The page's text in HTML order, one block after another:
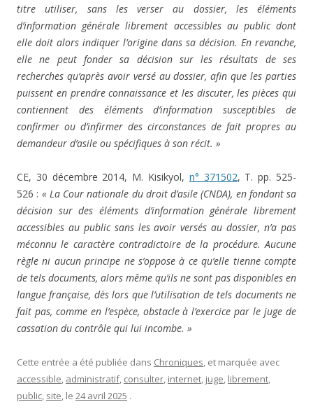
titre utiliser, sans les verser au dossier, les éléments
d’information générale librement accessibles au public dont
elle doit alors indiquer l’origine dans sa décision. En revanche,
elle ne peut fonder sa décision sur les résultats de ses
recherches qu’après avoir versé au dossier, afin que les parties
puissent en prendre connaissance et les discuter, les pièces qui
contiennent des éléments d’information susceptibles de
confirmer ou d’infirmer des circonstances de fait propres au
demandeur d’asile ou spécifiques à son récit. »
CE, 30 décembre 2014, M. Kisikyol, n° 371502, T. pp. 525-
526 : « La Cour nationale du droit d’asile (CNDA), en fondant sa
décision sur des éléments d’information générale librement
accessibles au public sans les avoir versés au dossier, n’a pas
méconnu le caractère contradictoire de la procédure. Aucune
règle ni aucun principe ne s’oppose à ce qu’elle tienne compte
de tels documents, alors même qu’ils ne sont pas disponibles en
langue française, dès lors que l’utilisation de tels documents ne
fait pas, comme en l’espèce, obstacle à l’exercice par le juge de
cassation du contrôle qui lui incombe. »
Cette entrée a été publiée dans Chroniques, et marquée avec
accessible, administratif, consulter, internet, juge, librement,
public, site, le 24 avril 2025 .